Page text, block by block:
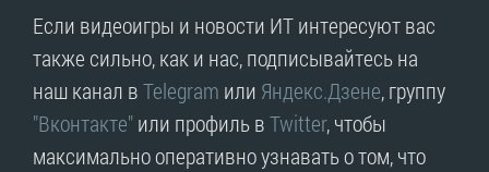
Если видеоигры и новости ИТ интересуют вас
также сильно, как и нас, подписывайтесь на
наш канал вTelegram или Яндекс.Дзене, группу
"Вконтакте"или профиль вTwitter, чтобы
максимально оперативно узнавать о том, что